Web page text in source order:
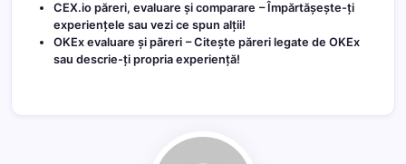
CEX.io păreri, evaluare și comparare – Împărtășește-ți
experiențele sau vezi ce spun alții!
OKEx evaluare și păreri – Citește păreri legate de OKEx
sau descrie-ți propria experiență!